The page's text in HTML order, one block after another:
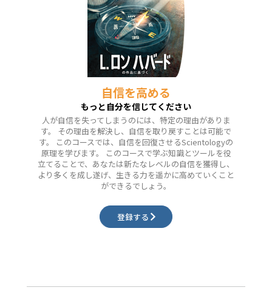
自信を高める
もっと自分を信じてください
人が自信を失ってしまうのには、特定の理由がありま
す。 その理由を解決し、自信を取り戻すことは可能で
す。 このコースでは、自信を回復させるScientologyの
原理を学びます。 このコースで学ぶ知識とツールを役
立てることで、あなたは新たなレベルの自信を獲得し、
より多くを成し遂げ、生きる力を遥かに高めていくこと
ができるでしょう。
登録する